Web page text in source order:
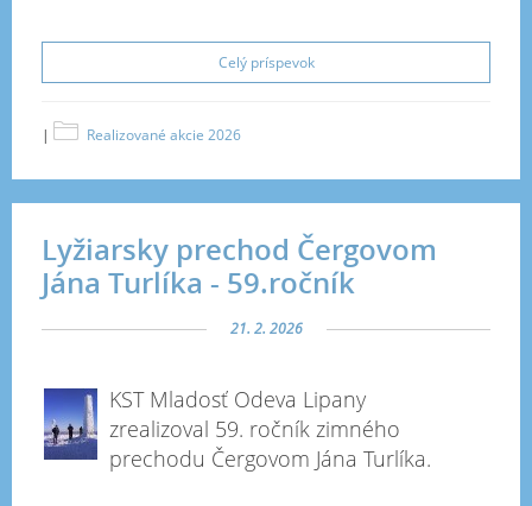
Celý príspevok
| Realizované akcie 2026
Lyžiarsky prechod Čergovom
Jána Turlíka - 59.ročník
21. 2. 2026
KST Mladosť Odeva Lipany
zrealizoval 59. ročník zimného
prechodu Čergovom Jána Turlíka.